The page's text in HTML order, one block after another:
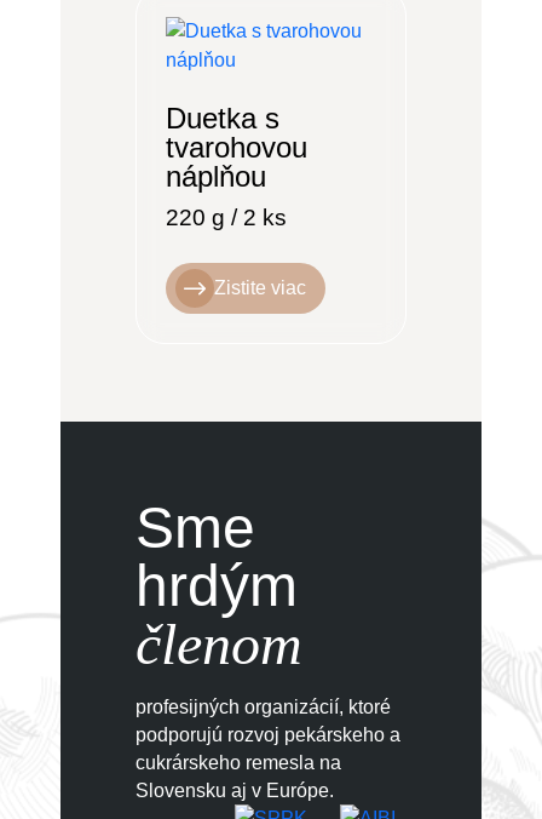
Duetka s
tvarohovou
náplňou
220 g / 2 ks
Zistite viac
Sme
hrdým
členom
profesijných organizácií, ktoré
podporujú rozvoj pekárskeho a
cukrárskeho remesla na
Slovensku aj v Európe.